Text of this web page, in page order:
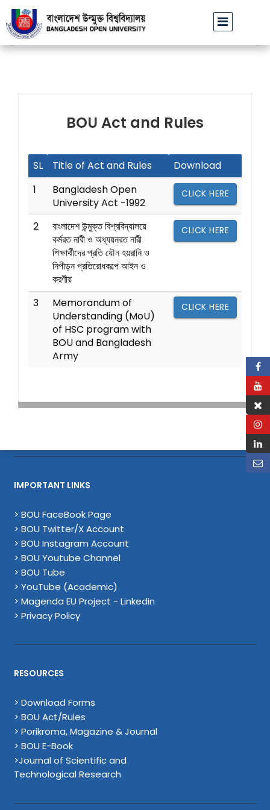
বাউবি উপাচার্যের পরিচয়ে প্রতারণার চেষ্টা: সর্বসাধারণকে সতর্ক
BOU Act and Rules
SL Title of Act and Rules
Download
1
Bangladesh Open
University Act -1992
CLICK HERE
2
বাংলাদেশ উন্মুক্ত বিশ্ববিদ্যালয়ে
কর্মরত নারী ও অধ্যয়নরত নারী
শিক্ষার্থীদের প্রতি যৌন হয়রানি ও
নিপীড়ন প্রতিরোধকল্পে আইন ও
করণীয়
CLICK HERE
3
Memorandum of
Understanding (MoU)
of HSC program with
BOU and Bangladesh
Army
CLICK HERE
IMPORTANT LINKS
> BOU FaceBook Page
> BOU Twitter/X Account
> BOU Instagram Account
> BOU Youtube Channel
> BOU Tube
> YouTube (Academic)
> Magenda EU Project - Linkedin
> Privacy Policy
RESOURCES
> Download Forms
> BOU Act/Rules
> Porikroma, Magazine & Journal
> BOU E-Book
>Journal of Scientific and
Technological Research